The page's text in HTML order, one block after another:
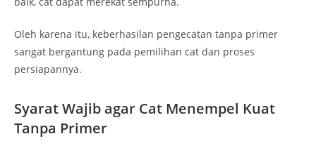
Oleh karena itu, keberhasilan pengecatan tanpa primer
sangat bergantung pada pemilihan cat dan proses
persiapannya.
Syarat Wajib agar Cat Menempel Kuat
Tanpa Primer